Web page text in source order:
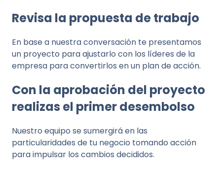
Revisa la propuesta de trabajo
En base a nuestra conversación te presentamos
un proyecto para ajustarlo con los líderes de la
empresa para convertirlos en un plan de acción.
Con la aprobación del proyecto
realizas el primer desembolso
Nuestro equipo se sumergirá en las
particularidades de tu negocio tomando acción
para impulsar los cambios decididos.